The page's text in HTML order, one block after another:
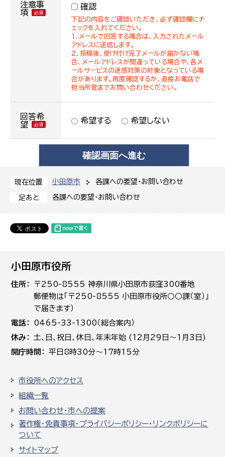
現在位置 小田原市 各課への要望・お問い合わせ
足あと 各課への要望・お問い合わせ
注意事
項
確認
下記の内容をご確認いただき、必ず確認欄にチ
ェックを入れてください。
１．メールで回答する場合は、入力されたメール
アドレスに送信します。
２．投稿後、受け付け完了メールが届かない場
合、メールアドレスが間違っている場合や、各メ
ールサービスの迷惑対策の対象となっている場
合があります。再度確認するか、直接お電話で
担当所管までお問い合わせください。
回答希
望
希望する 希望しない
小田原市役所
住所
〒250-8555 神奈川県小田原市荻窪300番地
郵便物は「〒250-8555 小田原市役所○○課（室）」
で届きます）
電話
0465-33-1300（総合案内）
休み
土､日､祝日、休日、年末年始 (12月29日～1月3日)
開庁時間
平日8時30分～17時15分
市役所へのアクセス
組織一覧
お問い合わせ・市への提案
著作権・免責事項・プライバシーポリシー・リンクポリシーに
ついて
サイトマップ